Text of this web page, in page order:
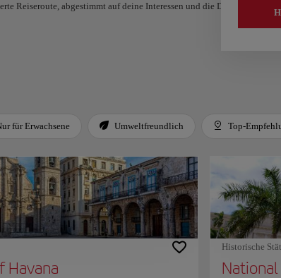
Reiseroute, abgestimmt auf deine Interessen und die Dauer deiner
für Erwachsene Umweltfreundlich Top-
Havana
Historische